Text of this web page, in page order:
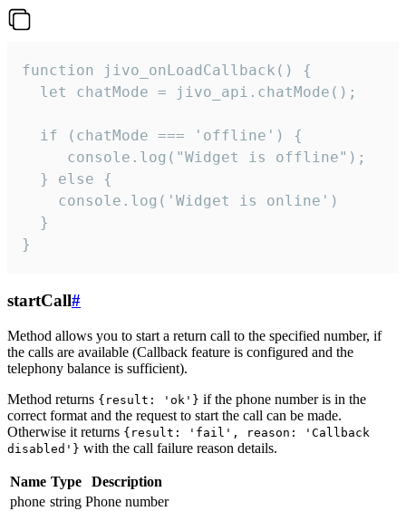
function jivo_onLoadCallback() {
  let chatMode = jivo_api.chatMode();
  if (chatMode === 'offline') {
     console.log("Widget is offline");
  } else {
    console.log('Widget is online')
  }
}
startCall#
Method allows you to start a return call to the specified number, if
the calls are available (Callback feature is configured and the
telephony balance is sufficient).
Method returns {result: 'ok'} if the phone number is in the
correct format and the request to start the call can be made.
Otherwise it returns {result: 'fail', reason: 'Callback
disabled'} with the call failure reason details.
Name Type
Description
phone string Phone number